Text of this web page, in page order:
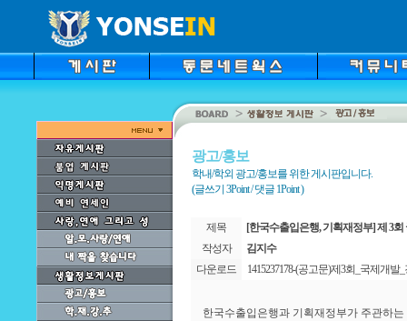
광고/홍보
학내/학외 광고/홍보를 위한 게시판입니다.
(글쓰기 3Point / 댓글 1Point )
제목
[한국수출입은행, 기획재정부] 제 3
작성자
김지수
다운로드
1415237178-(공고문)제3회_국제개발
한국수출입은행과 기획재정부가 주관하